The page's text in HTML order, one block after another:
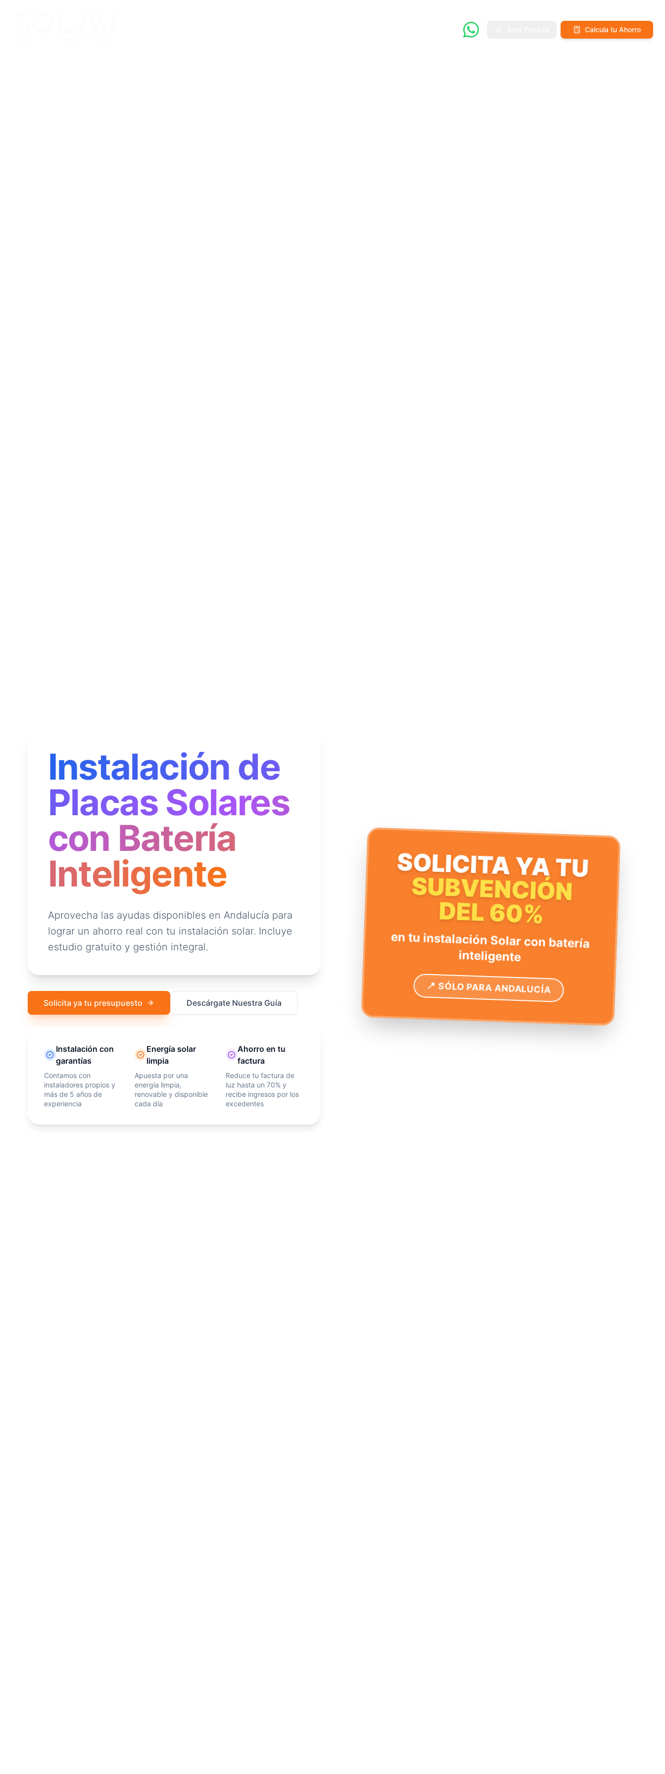
Calcula tu Ahorro
Instalación de
Placas Solares
con Batería
Inteligente
Aprovecha las ayudas disponibles en Andalucía para
lograr un ahorro real con tu instalación solar. Incluye
estudio gratuito y gestión integral.
Solicita ya tu presupuesto Descárgate Nuestra Guía
Instalación con
garantías
Contamos con
instaladores propios y
más de 5 años de
experiencia
Energía solar
limpia
Apuesta por una
energía limpia,
renovable y disponible
cada día
Ahorro en tu
factura
Reduce tu factura de
luz hasta un 70% y
recibe ingresos por los
excedentes
SOLICITA YA TU
SUBVENCIÓN
DEL 60%
en tu instalación Solar con batería
inteligente
📍 SÓLO PARA ANDALUCÍA